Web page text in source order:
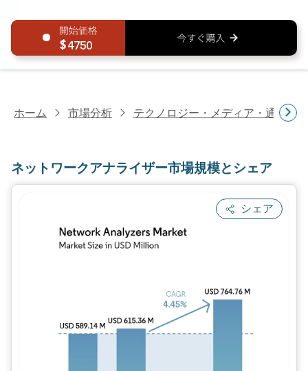
4750
ホーム 市場分析 テクノロジー・メディア・通信研
ネットワークアナライザー市場規模とシェア
シェア